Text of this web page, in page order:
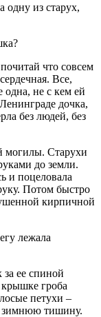
одну из старух,
что совсем
Все,
одна, не с кем ей
дочка,
без людей, без
могилы. Старухи
до земли.
и поцеловала
Потом быстро
кирпичной
лежала
за ее спиной
крышке гроба
петухи –
зимнюю тишину.